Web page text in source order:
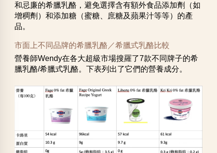
和忌廉的希臘乳酪，避免選擇含有額外食品添加劑（如
增稠劑）和添加糖（蜜糖、庶糖及蘋果汁等等）的產
品。
市面上不同品牌的希臘乳酪／希臘式乳酪比較
營養師Wendy在各大超級市場搜羅了7款不同牌子的希
臘乳酪/希臘式乳酪。下表列出了它們的營養成分。